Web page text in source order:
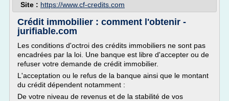
Site : https://www.cf-credits.com
Crédit immobilier : comment l'obtenir -
jurifiable.com
Les conditions d'octroi des crédits immobiliers ne sont pas
encadrées par la loi. Une banque est libre d'accepter ou de
refuser votre demande de crédit immobilier.
L'acceptation ou le refus de la banque ainsi que le montant
du crédit dépendent notamment :
De votre niveau de revenus et de la stabilité de vos